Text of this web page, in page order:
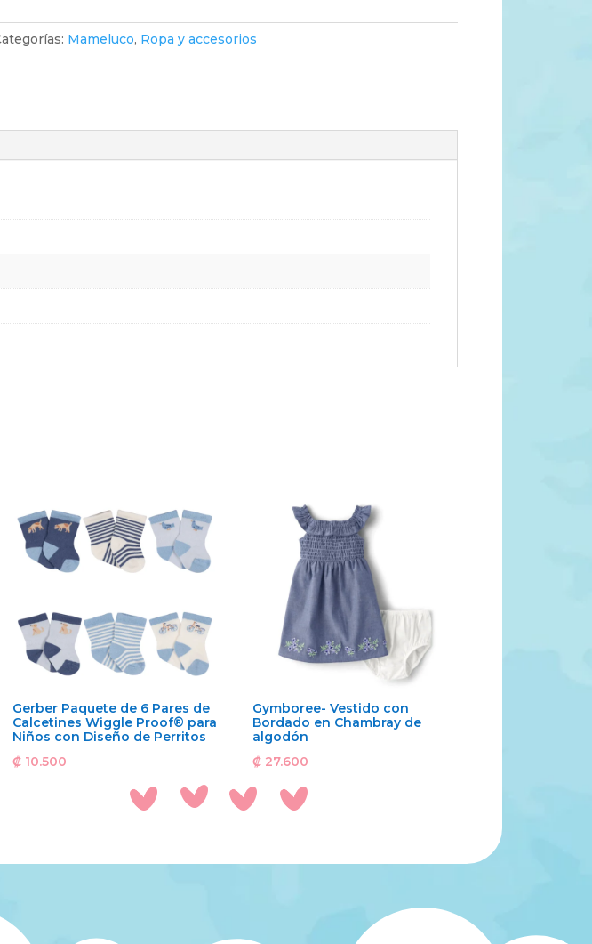
Mameluco, Ropa y accesorios
Gerber Paquete de 6 Pares de
Calcetines Wiggle Proof® para
Niños con Diseño de Perritos
₡10.500
Gymboree- Vestido con
Bordado en Chambray de
algodón
₡ 27.600